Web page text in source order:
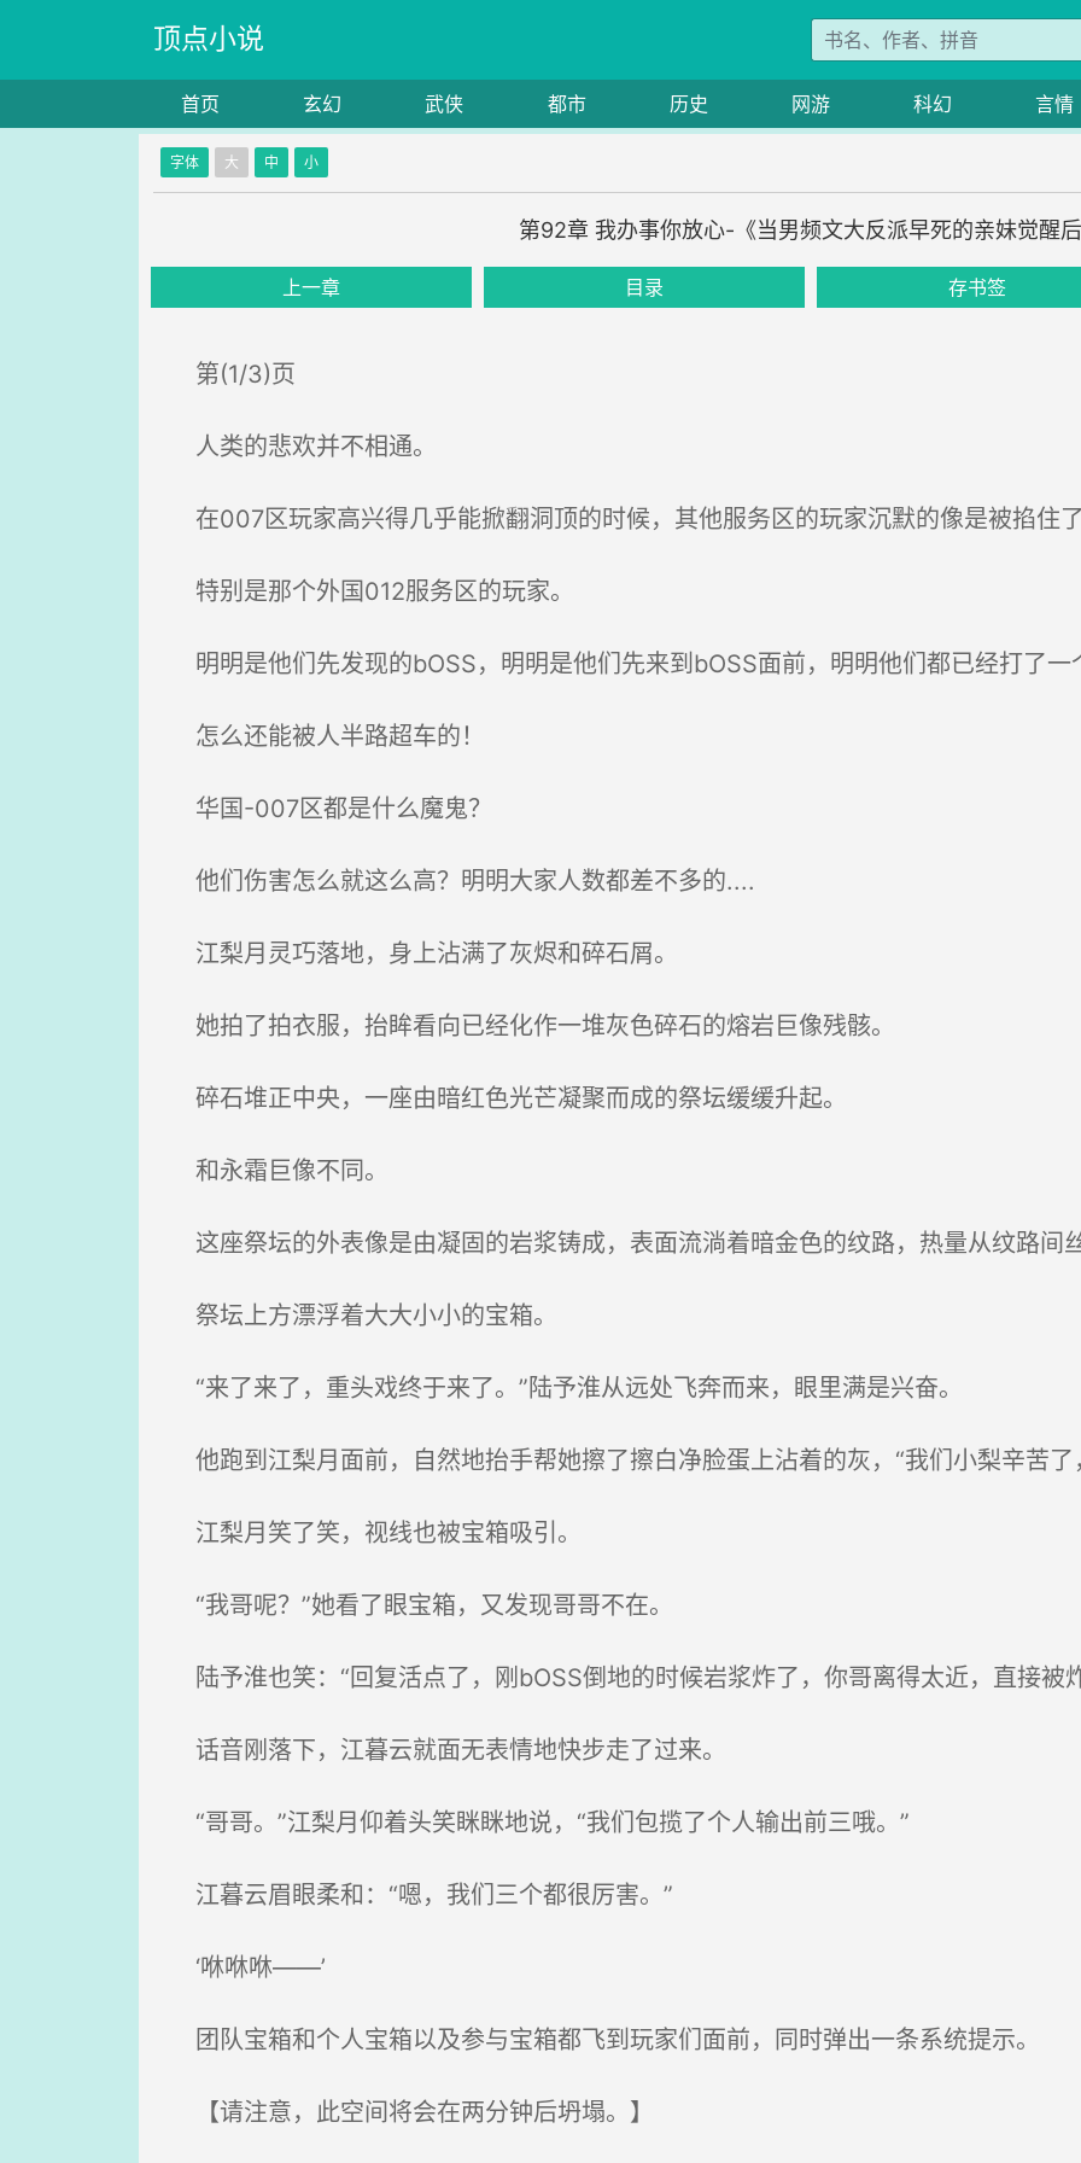
顶点小说
首页 玄幻 武侠 都市 历史 网游 科幻 言情
字体 大 中 小
第92章 我办事你放心-《当男频文大反派早死的亲妹觉醒后
上一章 目录 存书签
第(1/3)页
人类的悲欢并不相通。
在007区玩家高兴得几乎能掀翻洞顶的时候，其他服务区的玩家沉默的像是被掐住了
特别是那个外国012服务区的玩家。
明明是他们先发现的bOSS，明明是他们先来到bOSS面前，明明他们都已经打了一
怎么还能被人半路超车的！
华国-007区都是什么魔鬼？
他们伤害怎么就这么高？明明大家人数都差不多的....
江梨月灵巧落地，身上沾满了灰烬和碎石屑。
她拍了拍衣服，抬眸看向已经化作一堆灰色碎石的熔岩巨像残骸。
碎石堆正中央，一座由暗红色光芒凝聚而成的祭坛缓缓升起。
和永霜巨像不同。
这座祭坛的外表像是由凝固的岩浆铸成，表面流淌着暗金色的纹路，热量从纹路间
祭坛上方漂浮着大大小小的宝箱。
“来了来了，重头戏终于来了。”陆予淮从远处飞奔而来，眼里满是兴奋。
他跑到江梨月面前，自然地抬手帮她擦了擦白净脸蛋上沾着的灰，“我们小梨辛苦了
江梨月笑了笑，视线也被宝箱吸引。
“我哥呢？”她看了眼宝箱，又发现哥哥不在。
陆予淮也笑：“回复活点了，刚bOSS倒地的时候岩浆炸了，你哥离得太近，直接被
话音刚落下，江暮云就面无表情地快步走了过来。
“哥哥。”江梨月仰着头笑眯眯地说，“我们包揽了个人输出前三哦。”
江暮云眉眼柔和：“嗯，我们三个都很厉害。”
‘咻咻咻——’
团队宝箱和个人宝箱以及参与宝箱都飞到玩家们面前，同时弹出一条系统提示。
【请注意，此空间将会在两分钟后坍塌。】